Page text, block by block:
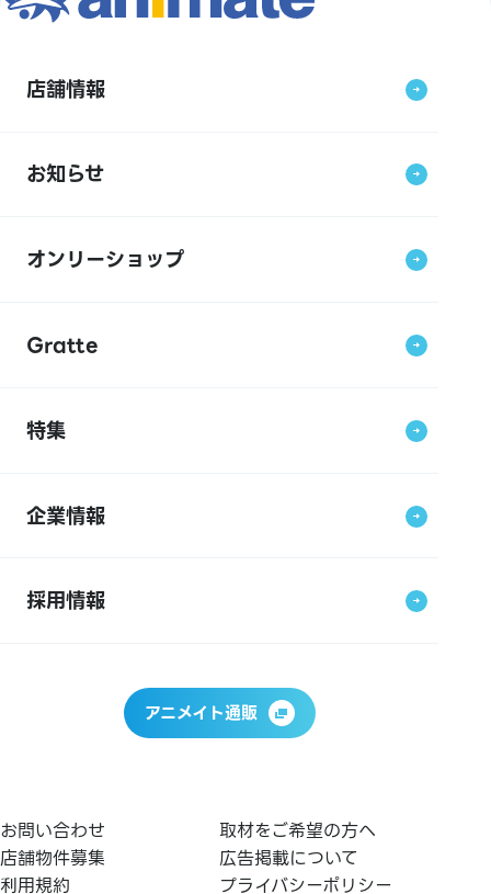
店舗情報
お知らせ
オンリーショップ
Gratte
特集
企業情報
採用情報
アニメイト通販
お問い合わせ
取材をご希望の方へ
店舗物件募集
広告掲載について
利用規約
プライバシーポリシー